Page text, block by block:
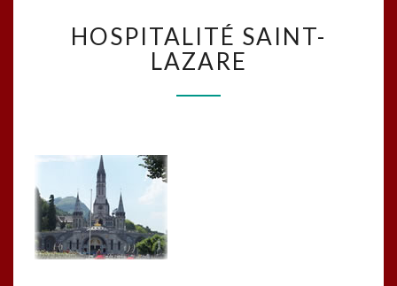
SAINT-
LAZARE
HOSPITALITÉ SAINT-
LAZARE